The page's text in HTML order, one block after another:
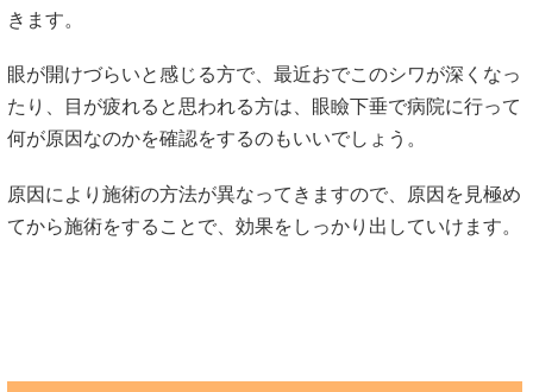
きます。
眼が開けづらいと感じる方で、最近おでこのシワが深くなっ
たり、目が疲れると思われる方は、眼瞼下垂で病院に行って
何が原因なのかを確認をするのもいいでしょう。
原因により施術の方法が異なってきますので、原因を見極め
てから施術をすることで、効果をしっかり出していけます。